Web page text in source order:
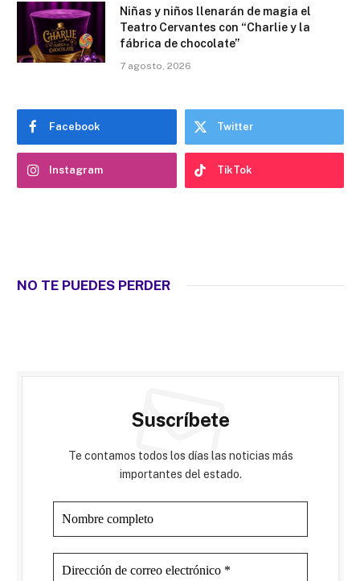
Niñas y niños llenarán de magia el
Teatro Cervantes con “Charlie y la
fábrica de chocolate”
7 agosto, 2026
Facebook Twitter
Instagram TikTok
NO TE PUEDES PERDER
Suscríbete
Te contamos todos los días las noticias más
importantes del estado.